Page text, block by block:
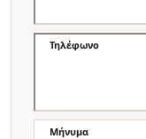
Τηλέφωνο
Μήνυμα